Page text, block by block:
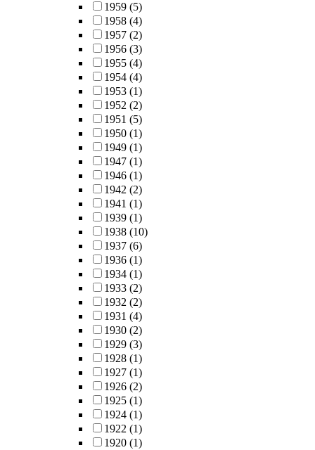
1959 (5)
1958 (4)
1957 (2)
1956 (3)
1955 (4)
1954 (4)
1953 (1)
1952 (2)
1951 (5)
1950 (1)
1949 (1)
1947 (1)
1946 (1)
1942 (2)
1941 (1)
1939 (1)
1938 (10)
1937 (6)
1936 (1)
1934 (1)
1933 (2)
1932 (2)
1931 (4)
1930 (2)
1929 (3)
1928 (1)
1927 (1)
1926 (2)
1925 (1)
1924 (1)
1922 (1)
1920 (1)